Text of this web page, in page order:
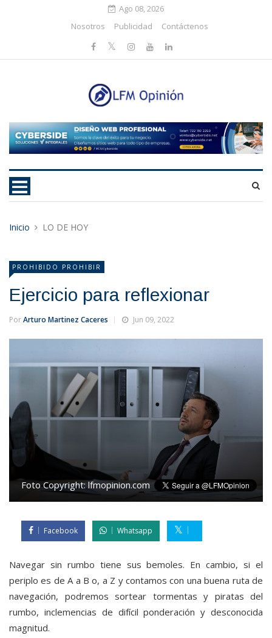
Ago 08, 2026
Nosotros
Publicidad Contáctenos
Inicio LO DE HOY
PROHIBIDO PROHIBIR
Ejercicio para reflexionar
PorArturo Martinez Caceres Jun 09, 2022
Foto Copyright:lfmopinion.com
Facebook Whatsapp
Navegar sin rumbo tiene sus bemoles. En cambio, si el
periplo es de A a B o, a Z y contamos con una buena ruta de
navegación, podremos sortear tormentas y piratas del
rumbo, inclemencias de difícil ponderación y desconocida
magnitud.